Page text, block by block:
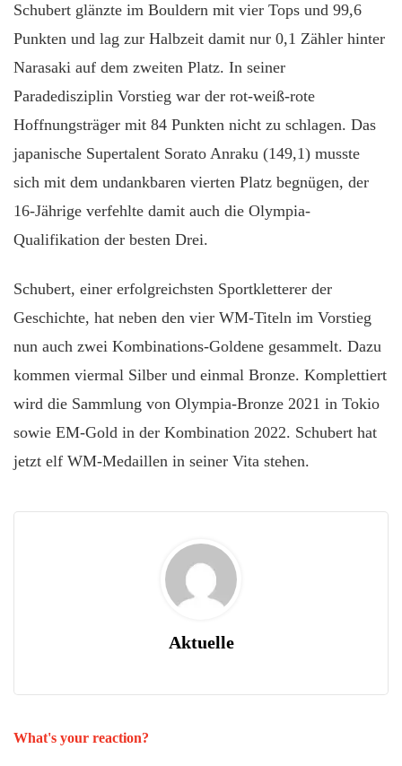
Schubert glänzte im Bouldern mit vier Tops und 99,6
Punkten und lag zur Halbzeit damit nur 0,1 Zähler hinter
Narasaki auf dem zweiten Platz. In seiner
Paradedisziplin Vorstieg war der rot-weiß-rote
Hoffnungsträger mit 84 Punkten nicht zu schlagen. Das
japanische Supertalent Sorato Anraku (149,1) musste
sich mit dem undankbaren vierten Platz begnügen, der
16-Jährige verfehlte damit auch die Olympia-
Qualifikation der besten Drei.
Schubert, einer erfolgreichsten Sportkletterer der
Geschichte, hat neben den vier WM-Titeln im Vorstieg
nun auch zwei Kombinations-Goldene gesammelt. Dazu
kommen viermal Silber und einmal Bronze. Komplettiert
wird die Sammlung von Olympia-Bronze 2021 in Tokio
sowie EM-Gold in der Kombination 2022. Schubert hat
jetzt elf WM-Medaillen in seiner Vita stehen.
Aktuelle
What's your reaction?